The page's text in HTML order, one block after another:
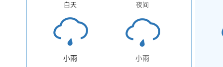
白天
小雨
夜间
小雨